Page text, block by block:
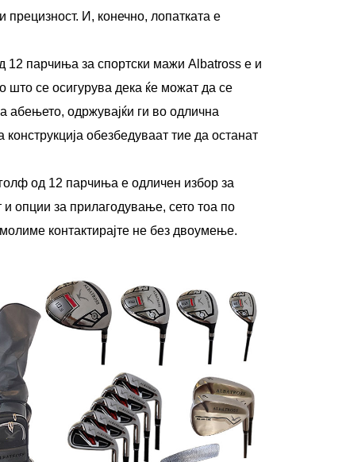
прецизност. И, конечно, лопатката е
12 парчиња за спортски мажи Albatross е и
што се осигурува дека ќе можат да се
абењето, одржувајќи ги во одлична
обезбедуваат тие да останат
од 12 парчиња е одличен избор за
опции за прилагодување, сето тоа по
контактирајте не без двоумење.